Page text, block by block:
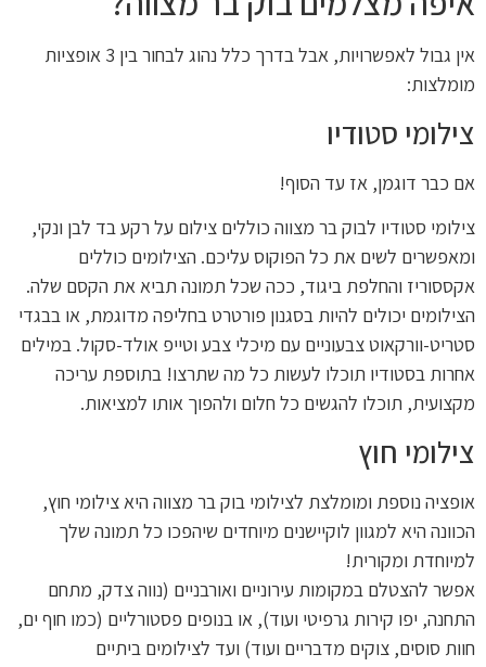
אין גבול לאפשרויות, אבל בדרך כלל נהוג לבחור בין 3 אופציות
מומלצות:
צילומי סטודיו
אם כבר דוגמן, אז עד הסוף!
צילומי סטודיו לבוק בר מצווה כוללים צילום על רקע בד לבן ונקי,
ומאפשרים לשים את כל הפוקוס עליכם. הצילומים כוללים
אקססוריז והחלפת ביגוד, ככה שכל תמונה תביא את הקסם שלה.
הצילומים יכולים להיות בסגנון פורטרט בחליפה מדוגמת, או בבגדי
סטריט-וורקאוט צבעוניים עם מיכלי צבע וטייפ אולד-סקול. במילים
אחרות בסטודיו תוכלו לעשות כל מה שתרצו! בתוספת עריכה
מקצועית, תוכלו להגשים כל חלום ולהפוך אותו למציאות.
צילומי חוץ
אופציה נוספת ומומלצת לצילומי בוק בר מצווה היא צילומי חוץ,
הכוונה היא למגוון לוקיישנים מיוחדים שיהפכו כל תמונה שלך
למיוחדת ומקורית!
אפשר להצטלם במקומות עירוניים ואורבניים (נווה צדק, מתחם
התחנה, יפו קירות גרפיטי ועוד), או בנופים פסטורליים (כמו חוף ים,
חוות סוסים, צוקים מדבריים ועוד) ועד לצילומים ביתיים